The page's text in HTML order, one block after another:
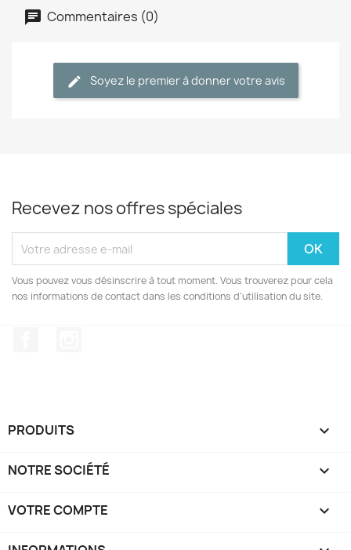
Commentaires (0)
Soyez le premier à donner votre avis
Recevez nos offres spéciales
Vous pouvez vous désinscrire à tout moment. Vous trouverez pour cela
nos informations de contact dans les conditions d'utilisation du site.
PRODUITS 
NOTRE SOCIÉTÉ 
VOTRE COMPTE 